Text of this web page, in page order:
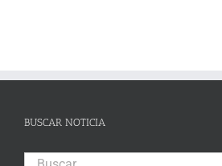
BUSCAR NOTICIA
Buscar: